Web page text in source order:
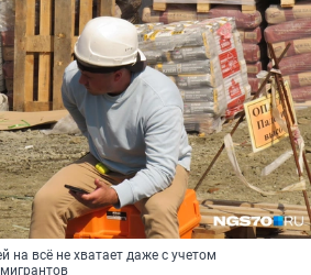
на всё не хватает даже с учетом